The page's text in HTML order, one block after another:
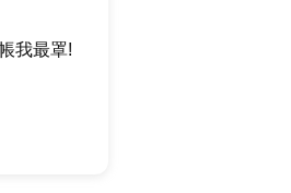
我最罩!